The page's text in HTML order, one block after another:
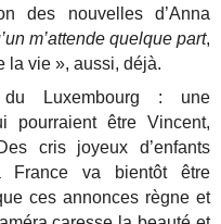
des nouvelles d’Anna
m’attende quelque part,
la vie », aussi, déjà.
Luxembourg : une
pourraient être Vincent,
cris joyeux d’enfants
France va bientôt être
ces annonces règne et